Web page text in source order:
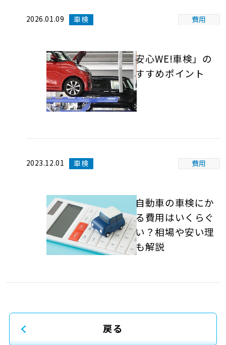
2026.01.09 車検 費用
「安心WE!車検」の
おすすめポイント
2023.12.01 車検 費用
軽自動車の車検にか
かる費用はいくらぐ
らい？相場や安い理
由も解説
戻る